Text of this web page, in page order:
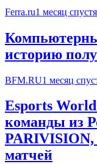
Ferra.ru1 месяц спустя
историю
BFM.RU1 месяц
Esports
команды из
PARIVISION,
матчей